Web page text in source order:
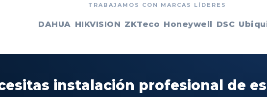
TRABAJAMOS CON MARCAS LÍDERES
DAHUA HIKVISION ZKTeco Honeywell DSC
instalación profesional de